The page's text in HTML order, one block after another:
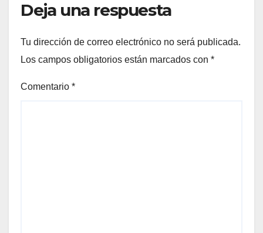
Deja una respuesta
Tu dirección de correo electrónico no será publicada.
Los campos obligatorios están marcados con *
Comentario *